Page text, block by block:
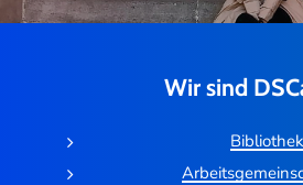
Wir sind
Bibliothek